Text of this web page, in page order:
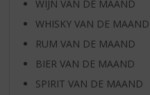
WIJN VAN DE MAAND
WHISKY VAN DE MAAND
RUM VAN DE MAAND
BIER VAN DE MAAND
SPIRIT VAN DE MAAND